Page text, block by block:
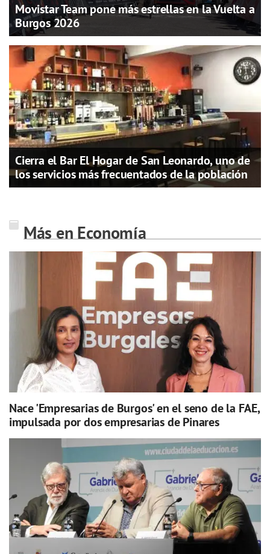
Movistar Team pone más estrellas en la Vuelta a
Burgos 2026
Cierra el Bar El Hogar de San Leonardo, uno de
los servicios más frecuentados de la población
Más en Economía
Nace 'Empresarias de Burgos' en el seno de la FAE,
impulsada por dos empresarias de Pinares